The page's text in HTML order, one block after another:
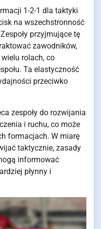
1-2-1 dla taktyki
na wszechstronność
przyjmujące tę
zawodników,
rolach, co
Ta elastyczność
przeciwko
zespoły do rozwijania
i ruchu, co może
formacjach. W miarę
taktycznie, zasady
informować
płynny i